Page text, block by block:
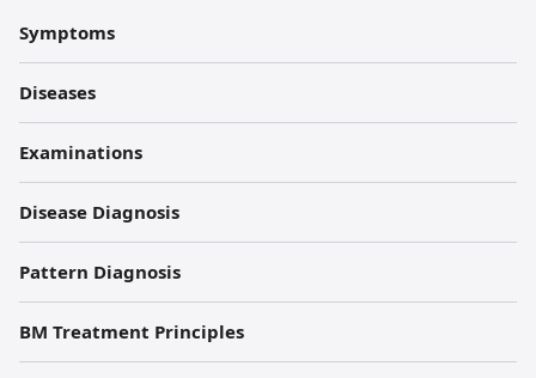
내
과
한
의
원
각
주
Symptoms
Diseases
Examinations
Disease Diagnosis
Pattern Diagnosis
BM Treatment Principles